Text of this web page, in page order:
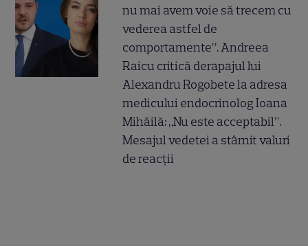
nu mai avem voie să trecem cu
vederea astfel de
comportamente”. Andreea
Raicu critică derapajul lui
Alexandru Rogobete la adresa
medicului endocrinolog Ioana
Mihăilă: „Nu este acceptabil”.
Mesajul vedetei a stârnit valuri
de reacții